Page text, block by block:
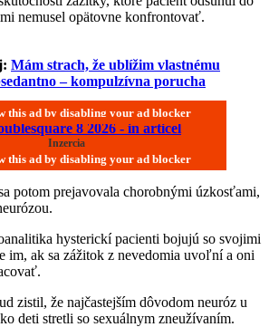
nemusel opätovne konfrontovať.
Mám strach, že ublížim vlastnému
– kompulzívna porucha
Inzercia
potom prejavovala chorobnými úzkosťami,
hysterickí pacienti bojujú so svojimi
im, ak sa zážitok z nevedomia uvoľní a oni
zistil, že najčastejším dôvodom neuróz u
deti stretli so sexuálnym zneužívaním.